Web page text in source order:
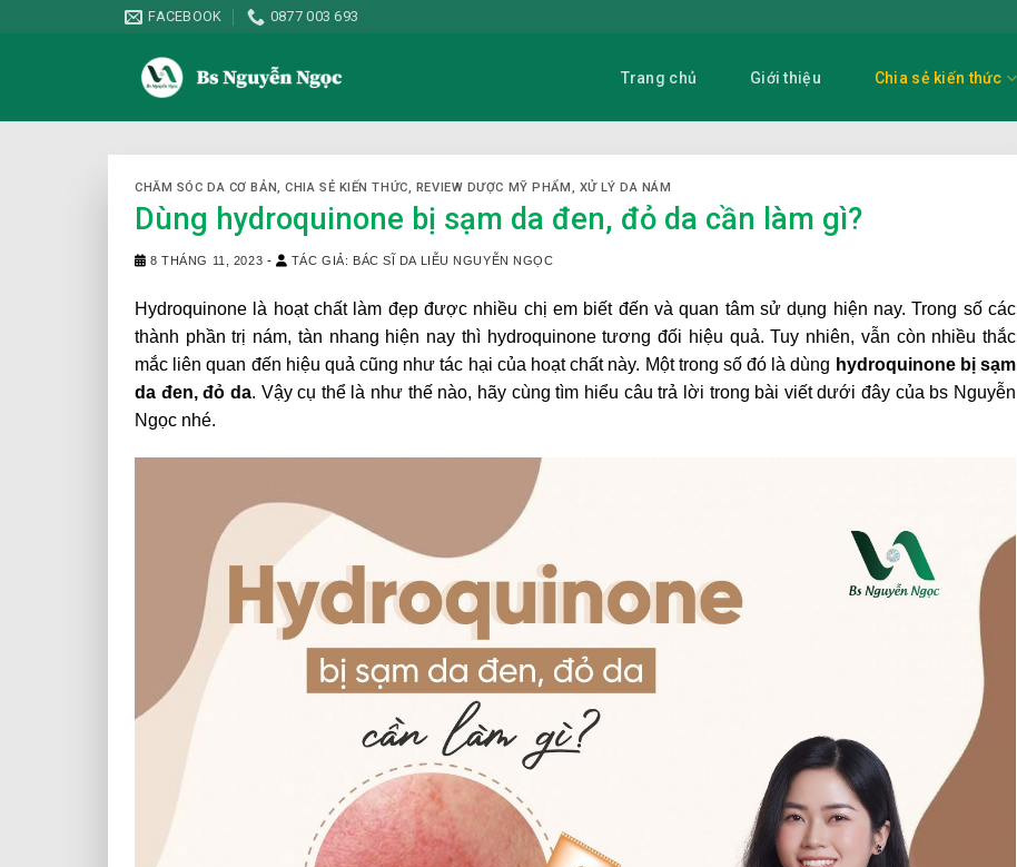
FACEBOOK 0877 003 693
Trang chủ Giới thiệu Chia sẻ kiến thức
CHĂM SÓC DA CƠ BẢN,CHIA SẺ KIẾN THỨC, REVIEW DƯỢC MỸ PHẨM, XỬ LÝ DA NÁM
Dùng hydroquinone bị sạm da đen, đỏ da cần làm gì?
8 THÁNG 11, 2023 - TÁC GIẢ: BÁC SĨ DA LIỄU NGUYỄN NGỌC
Hydroquinone là hoạt chất làm đẹp được nhiều chị em biết đến và quan tâm sử dụng hiện nay. Trong số các
thành phần trị nám, tàn nhang hiện nay thì hydroquinone tương đối hiệu quả. Tuy nhiên, vẫn còn nhiều thắc
mắc liên quan đến hiệu quả cũng như tác hại của hoạt chất này. Một trong số đó là dùng hydroquinone bị sạm
da đen, đỏ da. Vậy cụ thể là như thế nào, hãy cùng tìm hiểu câu trả lời trong bài viết dưới đây của bs Nguyễn
Ngọc nhé.